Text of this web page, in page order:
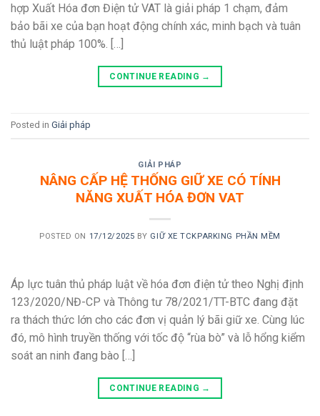
hợp Xuất Hóa đơn Điện tử VAT là giải pháp 1 chạm, đảm
bảo bãi xe của bạn hoạt động chính xác, minh bạch và tuân
thủ luật pháp 100%. […]
CONTINUE READING →
Posted in Giải pháp
GIẢI PHÁP
NÂNG CẤP HỆ THỐNG GIỮ XE CÓ TÍNH
NĂNG XUẤT HÓA ĐƠN VAT
POSTED ON 17/12/2025 BY GIỮ XE TCKPARKING PHẦN MỀM
Áp lực tuân thủ pháp luật về hóa đơn điện tử theo Nghị định
123/2020/NĐ-CP và Thông tư 78/2021/TT-BTC đang đặt
ra thách thức lớn cho các đơn vị quản lý bãi giữ xe. Cùng lúc
đó, mô hình truyền thống với tốc độ “rùa bò” và lỗ hổng kiểm
soát an ninh đang bào […]
CONTINUE READING →